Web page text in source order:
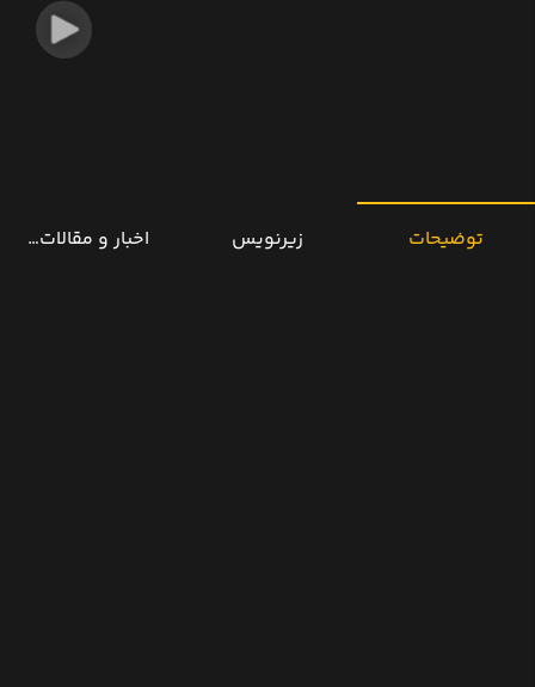
توضیحات زیرنویس اخبار و مقالات